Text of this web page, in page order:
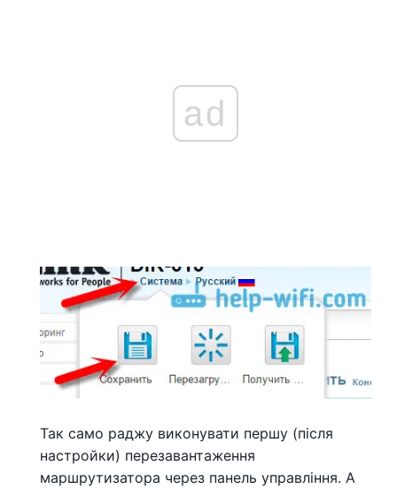
ad
Так само раджу виконувати першу (після
настройки) перезавантаження
маршрутизатора через панель управління. А